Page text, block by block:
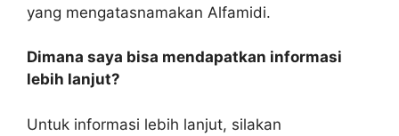
yang mengatasnamakan Alfamidi.
Dimana saya bisa mendapatkan informasi
lebih lanjut?
Untuk informasi lebih lanjut, silakan